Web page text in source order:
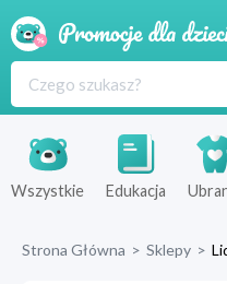
Wszystkie Edukacja
Strona Główna > Sklepy >